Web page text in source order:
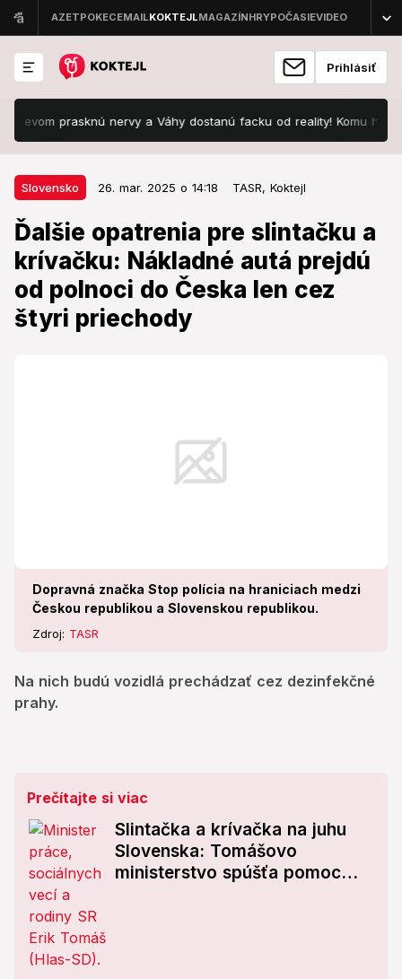
Prihlásiť
prasknú nervy a Váhy dostanú facku od reality! Komu hrozí
Slovensko 26. mar. 2025 o 14:18 TASR, Koktejl
Ďalšie opatrenia pre slintačku a
krívačku: Nákladné autá prejdú
od polnoci do Česka len cez
štyri priechody
Dopravná značka Stop polícia na hraniciach medzi
Českou republikou a Slovenskou republikou.
Zdroj: TASR
Na nich budú vozidlá prechádzať cez dezinfekčné
prahy.
Slovensko 26. mar. 2025 o 14:18
Ďalšie opatrenia pre slintačku a
krívačku: Nákladné autá prejdú od
polnoci do Česka len cez štyri
priechody
Prečítajte si viac
Slintačka a krívačka na juhu
Slovenska: Tomášovo
ministerstvo spúšťa pomoc